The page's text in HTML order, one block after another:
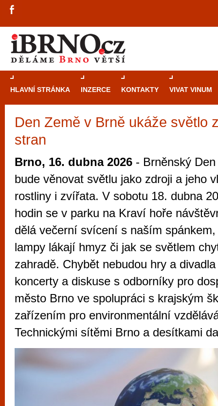
HLAVNÍ STRÁNKA INZERCE KONTAKTY VIVAT VINUM
Den Země v Brně ukáže světlo
stran
Brno, 16. dubna 2026 - Brněnský
bude věnovat světlu jako zdroji a jeho
rostliny i zvířata. V sobotu 18. dubna
hodin se v parku na Kraví hoře
dělá večerní svícení s naším
lampy lákají hmyz či jak se světlem
zahradě. Chybět nebudou hry a
koncerty a diskuse s odborníky pro
město Brno ve spolupráci s krajským
zařízením pro environmentální
Technickými sítěmi Brno a desítkami
Průvodce
Brno je
zajímavé
restaurace,
Mimo jiné je ale také místem, kde si
vyzkoušet různé kasinové hry. V
metropoli naleznete širokou nabídku her
po moderní automaty jak pro pravidelné
příležitostné hráče. V...